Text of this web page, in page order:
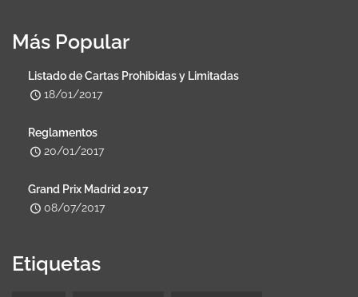
Más Popular
Listado de Cartas Prohibidas y Limitadas
18/01/2017
Reglamentos
20/01/2017
Grand Prix Madrid 2017
08/07/2017
Etiquetas